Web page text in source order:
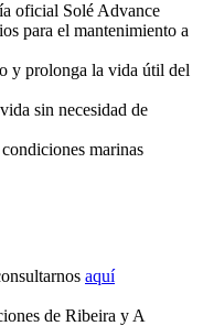
oficial Solé Advance
para el mantenimiento a
y prolonga la vida útil del
sin necesidad de
marinas
aquí
de Ribeira y A